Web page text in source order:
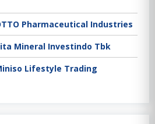
Pharmaceutical Industries
Mineral Investindo Tbk
Lifestyle Trading